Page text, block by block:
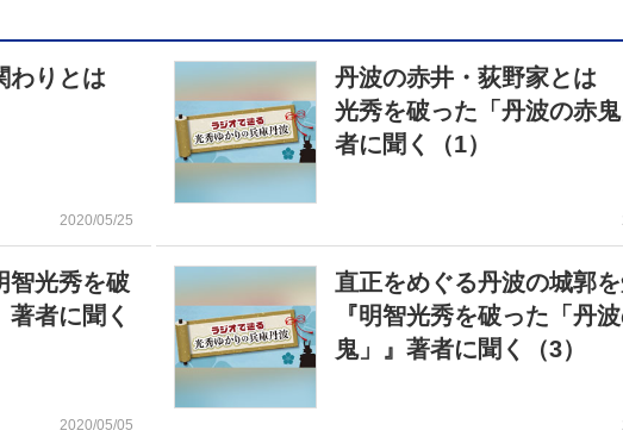
わりとは
2020/05/25
丹波の赤井・荻野家とは
光秀を破った「丹波の赤
者に聞く（1）
光秀を破
者に聞く
2020/05/05
直正をめぐる丹波の城郭
『明智光秀を破った「丹
鬼」』著者に聞く（3）